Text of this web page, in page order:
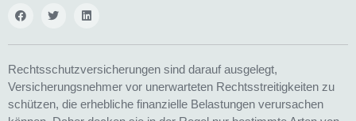
Rechtsschutzversicherungen sind darauf ausgelegt,
Versicherungsnehmer vor unerwarteten Rechtsstreitigkeiten zu
schützen, die erhebliche finanzielle Belastungen verursachen